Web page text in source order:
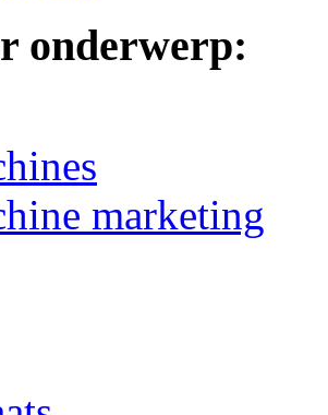
onderwerp:
marketing